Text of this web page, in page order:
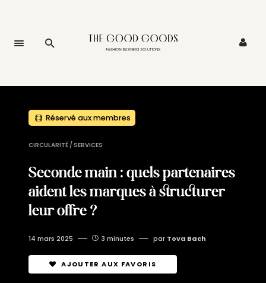
Réservé aux membres
CIRCULARITÉ / SERVICES
Seconde main : quels partenaires
aident les marques à structurer
leur offre ?
14 mars 2025 3 minutes par Tova Bach
AJOUTER AUX FAVORIS